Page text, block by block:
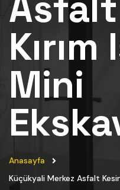
Kırım
Mini
Anasayfa
Küçükyali Merkez Asfalt